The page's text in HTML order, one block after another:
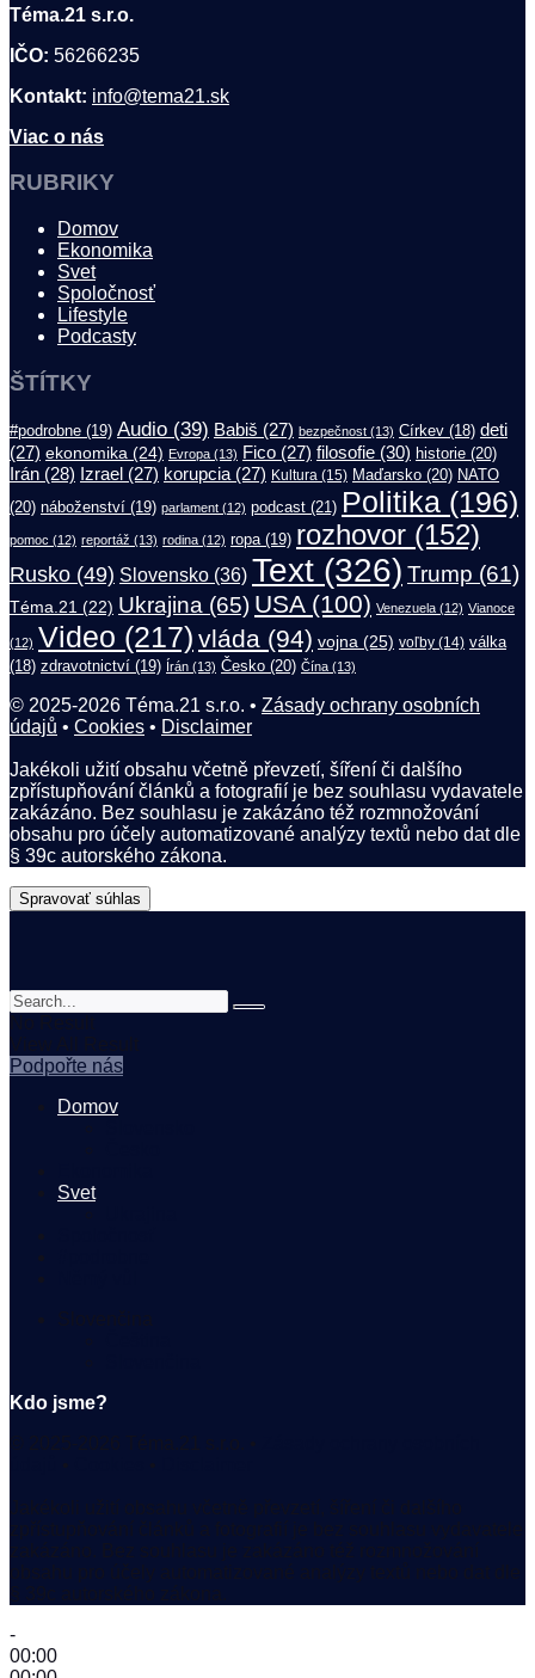
Téma.21 s.r.o.
IČO: 56266235
Kontakt: info@tema21.sk
Viac o nás
RUBRIKY
Domov
Ekonomika
Svet
Spoločnosť
Lifestyle
Podcasty
ŠTÍTKY
#podrobne (19) Audio (39) Babiš (27) bezpečnost (13) Církev (18) deti
(27) ekonomika (24) Evropa (13) Fico (27) filosofie (30) historie (20)
Irán (28) Izrael (27) korupcia(27) Kultura (15) Maďarsko (20) NATO
(20) náboženství (19) parlament (12) podcast (21) Politika (196)
pomoc (12) reportáž (13) rodina (12) ropa(19) rozhovor (152)
Rusko (49) Slovensko (36) Text (326) Trump (61)
Téma.21 (22) Ukrajina (65) USA(100) Venezuela (12) Vianoce
(12) Video (217) vláda (94) vojna (25) voľby (14) válka
(18) zdravotnictví (19) Írán (13) Česko (20) Čína (13)
© 2025-2026 Téma.21 s.r.o. • Zásady ochrany osobních
údajů • Cookies • Disclaimer
Jakékoli užití obsahu včetně převzetí, šíření či dalšího
zpřístupňování článků a fotografií je bez souhlasu vydavatele
zakázáno. Bez souhlasu je zakázáno též rozmnožování
obsahu pro účely automatizované analýzy textů nebo dat dle
§ 39c autorského zákona.
Spravovať súhlas
Podpořte nás
Domov
Svet
Kdo jsme?
-
00:00